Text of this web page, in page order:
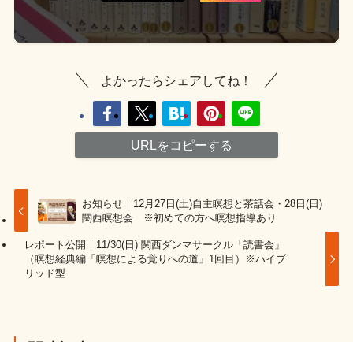
よかったらシェアしてね！
URLをコピーする
お知らせ｜12月27日(土)自主瞑想と茶話会・28日(日)
関西瞑想会 ※初めての方へ瞑想指導あり
レポート公開｜11/30(日) 関西ダンマサークル「読書会」
（瞑想経典編「瞑想による覚りへの道」1回目）※ハイブ
リッド型